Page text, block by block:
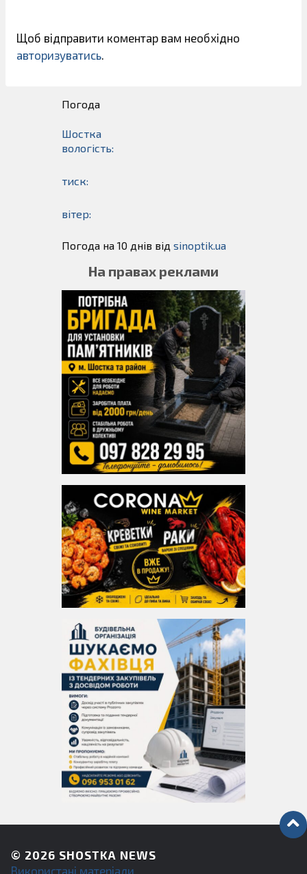
Щоб відправити коментар вам необхідно
авторизуватись.
Погода
Шостка
вологість:
тиск:
вітер:
Погода на 10 днів від sinoptik.ua
На правах реклами
© 2026 SHOSTKA NEWS
Використані матеріали